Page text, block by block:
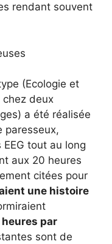
rendant souvent
(Ecologie et
chez deux
a été réalisée
paresseux,
tout au long
aux 20 heures
citées pour
une histoire
par
sont de